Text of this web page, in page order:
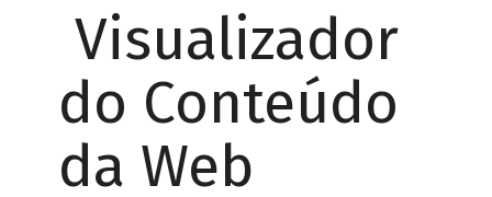
Visualizador
do Conteúdo
da Web